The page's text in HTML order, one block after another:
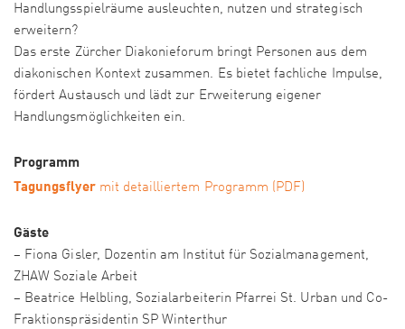
Handlungsspielräume ausleuchten, nutzen und strategisch
erweitern?
Das erste Zürcher Diakonieforum bringt Personen aus dem
diakonischen Kontext zusammen. Es bietet fachliche Impulse,
fördert Austausch und lädt zur Erweiterung eigener
Handlungsmöglichkeiten ein.
Programm
Tagungsflyermit detailliertem Programm (PDF)
Gäste
– Fiona Gisler, Dozentin am Institut für Sozialmanagement,
ZHAW Soziale Arbeit
– Beatrice Helbling, Sozialarbeiterin Pfarrei St. Urban und Co-
Fraktionspräsidentin SP Winterthur